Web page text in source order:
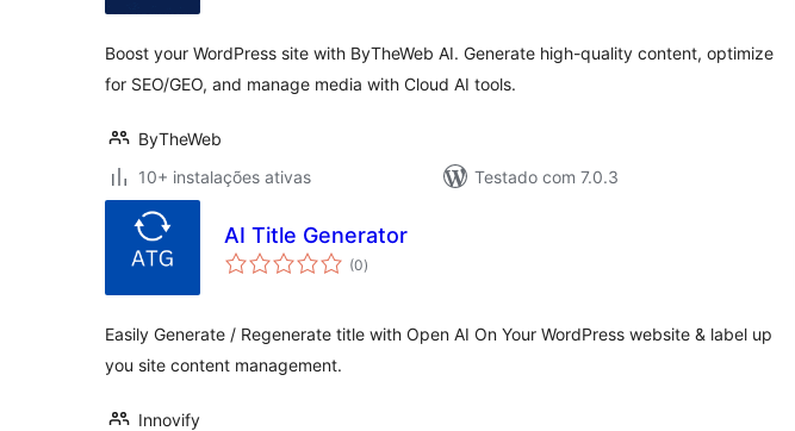
Boost your WordPress site with ByTheWeb AI. Generate high-quality content, optimize
for SEO/GEO, and manage media with Cloud AI tools.
ByTheWeb
10+ instalações ativas
Testado com 7.0.3
AI Title Generator
(0avaliações
totais
)
Easily Generate / Regenerate title with Open AI On Your WordPress website & label up
you site content management.
Innovify